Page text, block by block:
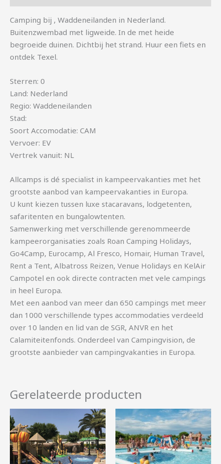
Camping bij , Waddeneilanden in Nederland.
Buitenzwembad met ligweide. In de met heide
begroeide duinen. Dichtbij het strand. Huur een fiets en
ontdek Texel.
Sterren: 0
Land: Nederland
Regio: Waddeneilanden
Stad:
Soort Accomodatie: CAM
Vervoer: EV
Vertrek vanuit: NL
Allcamps is dé specialist in kampeervakanties met het
grootste aanbod van kampeervakanties in Europa.
U kunt kiezen tussen luxe stacaravans, lodgetenten,
safaritenten en bungalowtenten.
Samenwerking met verschillende gerenommeerde
kampeerorganisaties zoals Roan Camping Holidays,
Go4Camp, Eurocamp, Al Fresco, Homair, Human Travel,
Rent a Tent, Albatross Reizen, Venue Holidays en KelAir
Campotel en ook directe contracten met vele campings
in heel Europa.
Met een aanbod van meer dan 650 campings met meer
dan 1000 verschillende types accommodaties verdeeld
over 10 landen en lid van de SGR, ANVR en het
Calamiteitenfonds. Onderdeel van Campingvision, de
grootste aanbieder van campingvakanties in Europa.
Gerelateerde producten